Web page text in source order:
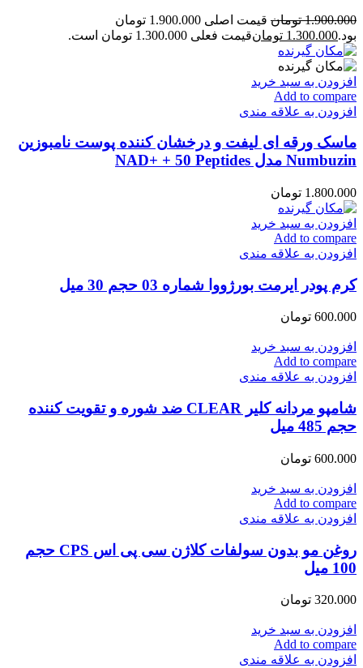
1.900.000 تومان
قیمت اصلی 1.900.000 تومان
بود.1.300.000 تومانقیمت فعلی 1.300.000 تومان است.
افزودن به سبد خرید
Add to compare
افزودن به علاقه مندی
ماسک ورقه ای لیفت و درخشان کننده پوست نامبوزین
Numbuzin مدل NAD+ + 50 Peptides
1.800.000 تومان
افزودن به سبد خرید
Add to compare
افزودن به علاقه مندی
کرم پودر ایرمت بورژووا شماره 03 حجم 30 میل
600.000 تومان
افزودن به سبد خرید
Add to compare
افزودن به علاقه مندی
شامپو مردانه کلیر CLEAR ضد شوره و تقویت کننده
حجم 485 میل
600.000 تومان
افزودن به سبد خرید
Add to compare
افزودن به علاقه مندی
روغن مو بدون سولفات کلاژن سی پی اس CPS حجم
100 میل
320.000 تومان
افزودن به سبد خرید
Add to compare
افزودن به علاقه مندی